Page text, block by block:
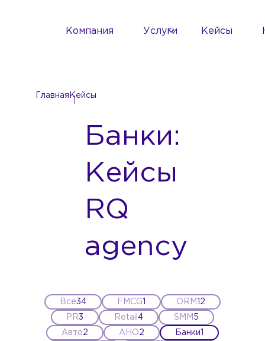
Компания Услуги Кейсы
Главная Кейсы
Банки:
Кейсы
RQ
agency
Все34 FMCG ORM 12
PR3 Retail 4 SMM 5
Авто2 АНО2 Банки